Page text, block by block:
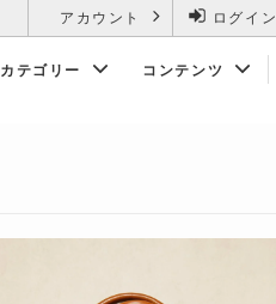
ログイン
アカウント
カテゴリー コンテンツ